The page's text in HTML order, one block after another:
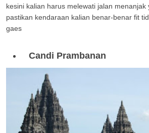
kesini kalian harus melewati jalan
pastikan kendaraan kalian benar-benar fit
gaes
Candi Prambanan